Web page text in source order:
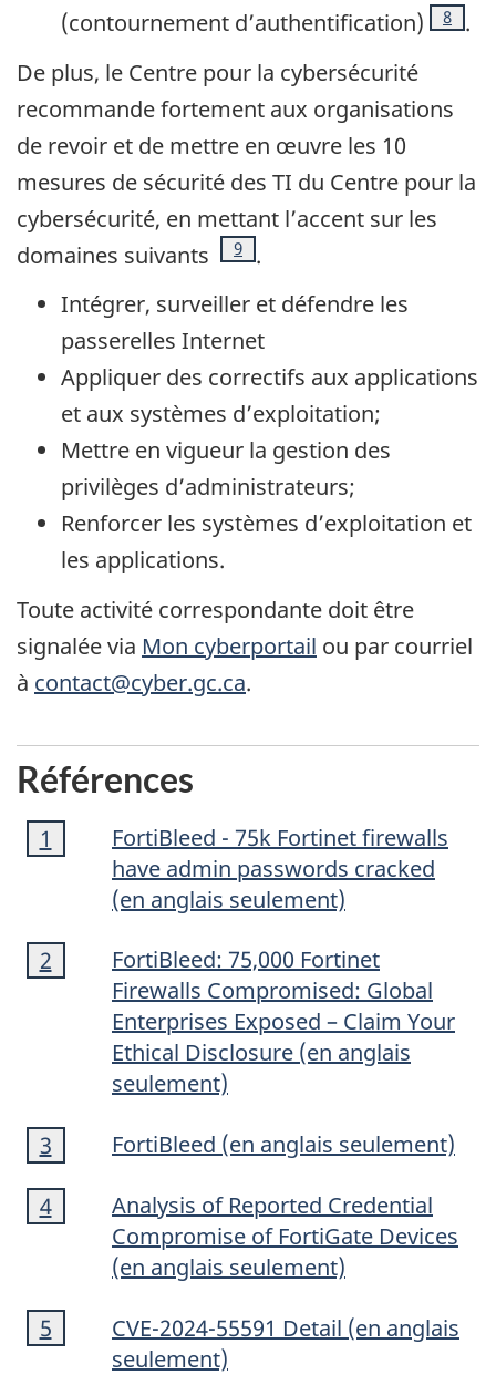
(contournement d’authentification)
Note
8
.
De plus, le Centre pour la cybersécurité
recommande fortement aux organisations
de revoir et de mettre en œuvre les 10
mesures de sécurité des TI du Centre pour la
cybersécurité, en mettant l’accent sur les
domaines suivants
Note de bas de page
9
.
Intégrer, surveiller et défendre les
passerelles Internet
Appliquer des correctifs aux applications
et aux systèmes d’exploitation;
Mettre en vigueur la gestion des
privilèges d’administrateurs;
Renforcer les systèmes d’exploitation et
les applications.
Toute activité correspondante doit être
signalée via Mon cyberportail ou par courriel
à contact@cyber.gc.ca.
Références
Note
de
page
1
FortiBleed - 75k Fortinet firewalls
have admin passwords cracked
(en anglais seulement)
Retour à la note de bas de page
1 référente
Note
de
FortiBleed: 75,000 Fortinet
Firewalls Compromised: Global
Enterprises Exposed – Claim Your
Ethical Disclosure (en anglais
seulement)
Retour à la note de bas de page
2 référente
Note
de
bas
de
FortiBleed (en anglais seulement)
Retour à la note de bas de page
3 référente
Note
de
page
4
Analysis of Reported Credential
Compromise of FortiGate Devices
(en anglais seulement)
Retour à la note de bas de page
4référente
Note
de
CVE-2024-55591 Detail (en anglais
seulement)
Retour à la note de bas de page
5 référente